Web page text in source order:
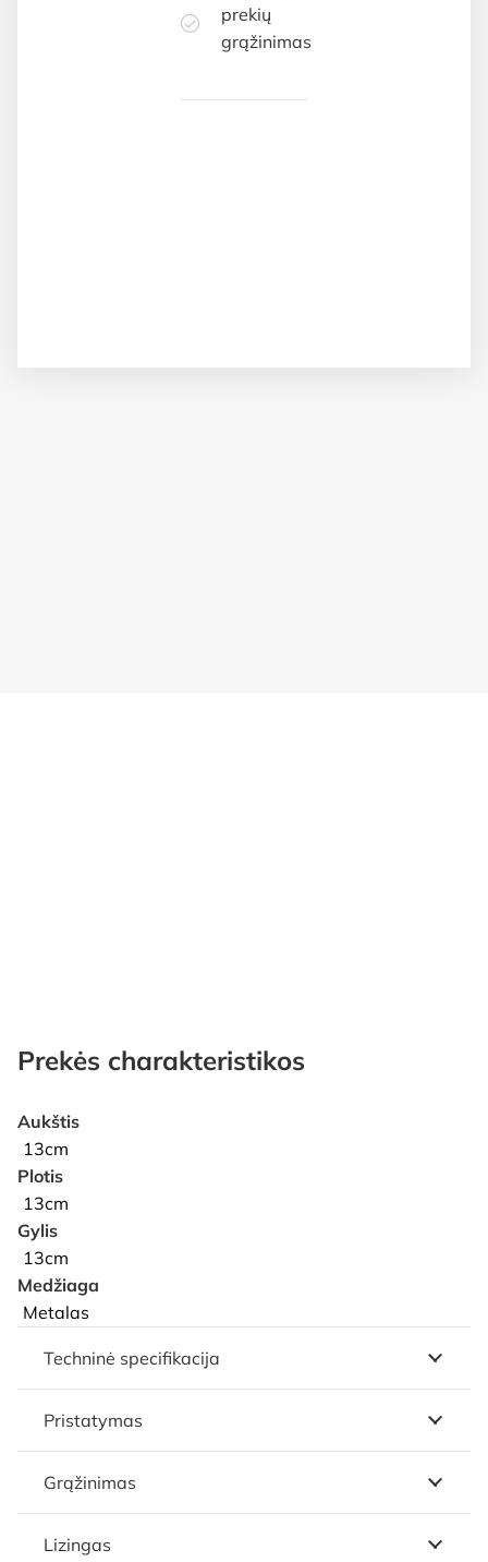
prekių
grąžinimas
Prekės charakteristikos
Aukštis
13cm
Plotis
13cm
Gylis
13cm
Medžiaga
Metalas
Techninė specifikacija
Pristatymas
Grąžinimas
Lizingas